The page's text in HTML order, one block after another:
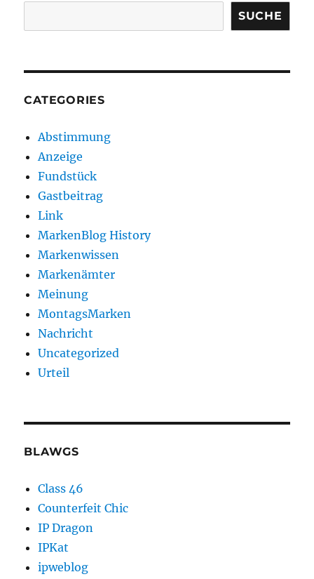
SUCHE
CATEGORIES
Abstimmung
Anzeige
Fundstück
Gastbeitrag
Link
MarkenBlog History
Markenwissen
Markenämter
Meinung
MontagsMarken
Nachricht
Uncategorized
Urteil
BLAWGS
Class 46
Counterfeit Chic
IP Dragon
IPKat
ipweblog